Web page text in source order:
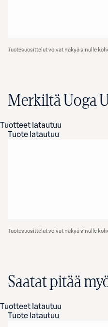
Tuotesuosittelut voivat näkyä sinulle
Merkiltä Uoga
Tuotteet latautuu
Tuote latautuu
Tuotesuosittelut voivat näkyä sinulle
Saatat pitää
Tuotteet latautuu
Tuote latautuu